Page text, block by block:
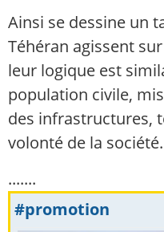
Ainsi se dessine un
Téhéran agissent
leur logique est
population civile,
des infrastructures,
volonté de la société.
.......
#promotion